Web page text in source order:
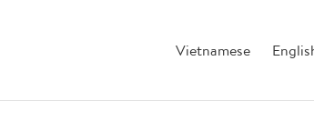
Vietnamese